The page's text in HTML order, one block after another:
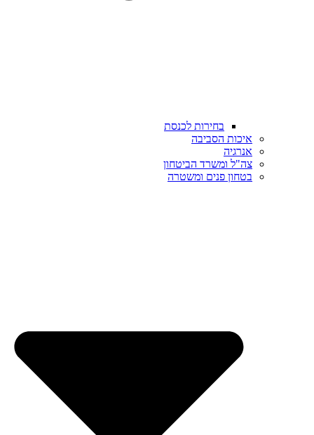
בחירות לכנסת
איכות הסביבה
אנרגיה
צה"ל ומשרד הביטחון
בטחון פנים ומשטרה